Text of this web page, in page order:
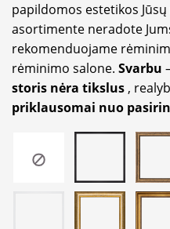
papildomos estetikos
asortimente neradote
rekomenduojame
rėminimo salone. Svarbu
storis nėra tikslus ,
priklausomai nuo